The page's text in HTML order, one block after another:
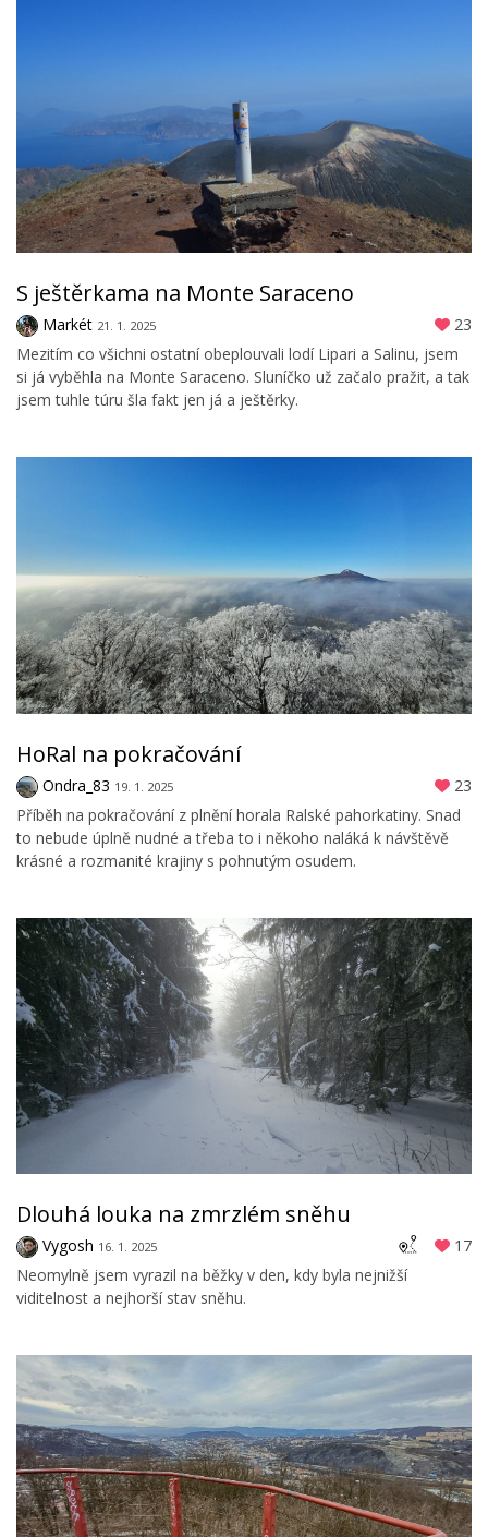
S ještěrkama na Monte Saraceno
Markét 21. 1. 2025
23
Mezitím co všichni ostatní obeplouvali lodí Lipari a Salinu, jsem
si já vyběhla na Monte Saraceno. Sluníčko už začalo pražit, a tak
jsem tuhle túru šla fakt jen já a ještěrky.
HoRal na pokračování
Ondra_83 19. 1. 2025
23
Příběh na pokračování z plnění horala Ralské pahorkatiny. Snad
to nebude úplně nudné a třeba to i někoho naláká k návštěvě
krásné a rozmanité krajiny s pohnutým osudem.
Dlouhá louka na zmrzlém sněhu
Vygosh 16. 1. 2025
17
Neomylně jsem vyrazil na běžky v den, kdy byla nejnižší
viditelnost a nejhorší stav sněhu.